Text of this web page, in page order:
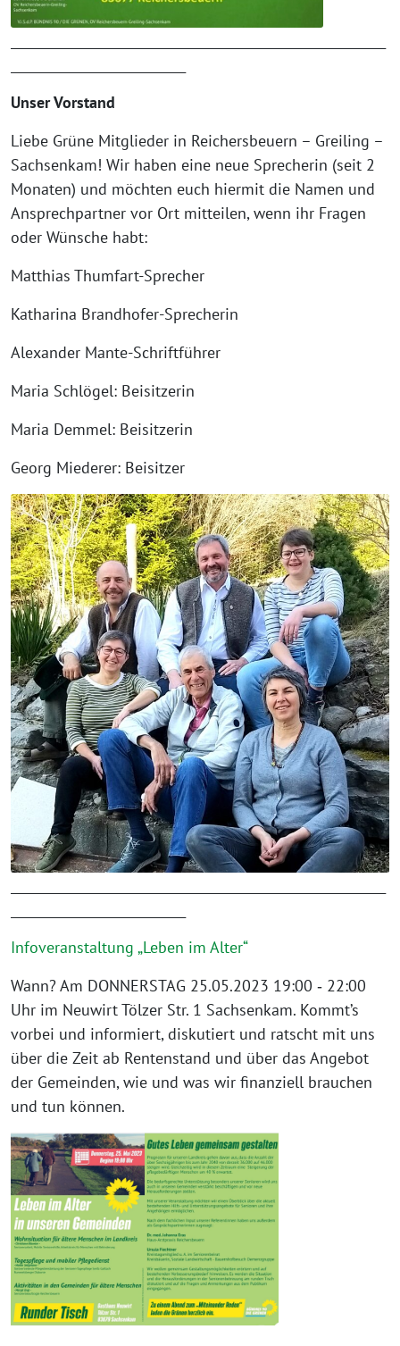
Unser Vorstand
Liebe Grüne Mitglieder in Reichersbeuern – Greiling –
Sachsenkam! Wir haben eine neue Sprecherin (seit 2
Monaten) und möchten euch hiermit die Namen und
Ansprechpartner vor Ort mitteilen, wenn ihr Fragen
oder Wünsche habt:
Matthias Thumfart-Sprecher
Katharina Brandhofer-Sprecherin
Alexander Mante-Schriftführer
Maria Schlögel: Beisitzerin
Maria Demmel: Beisitzerin
Georg Miederer: Beisitzer
Infoveranstaltung „Leben im Alter“
Wann? Am DONNERSTAG 25.05.2023 19:00 ‐ 22:00
Uhr im Neuwirt Tölzer Str. 1 Sachsenkam. Kommt’s
vorbei und informiert, diskutiert und ratscht mit uns
über die Zeit ab Rentenstand und über das Angebot
der Gemeinden, wie und was wir finanziell brauchen
und tun können.